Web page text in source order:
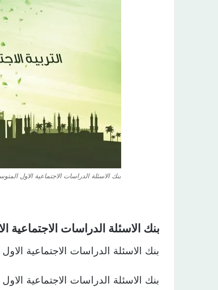
بنك الاسئلة الدراسات الاجتماعية الاول المتوسط
بنك الاسئلة الدراسات الاجتماعية
بنك الاسئلة الدراسات الاجتماعية
بنك الاسئلة الدراسات الاجتماعية